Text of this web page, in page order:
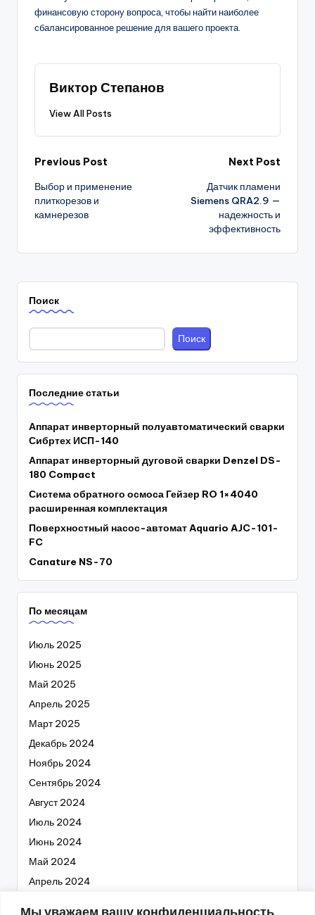
Мы уважаем вашу конфиденциальность
финансовую сторону вопроса, чтобы найти наиболее
сбалансированное решение для вашего проекта.
Виктор Степанов
View All Posts
Post
navigation
Previous Post
Выбор и применение
плиткорезов и
камнерезов
Next Post
Датчик пламени
Siemens QRA2.9 —
надежность и
эффективность
Поиск
Поиск
Последние статьи
Аппарат инверторный полуавтоматический сварки
Сибртех ИСП-140
Аппарат инверторный дуговой сварки Denzel DS-
180 Compact
Система обратного осмоса Гейзер RO 1×4040
расширенная комплектация
Поверхностный насос-автомат Aquario AJC-101-
FC
Canature NS-70
По месяцам
Июль 2025
Июнь 2025
Май 2025
Апрель 2025
Март 2025
Декабрь 2024
Ноябрь 2024
Сентябрь 2024
Август 2024
Июль 2024
Июнь 2024
Май 2024
Апрель 2024